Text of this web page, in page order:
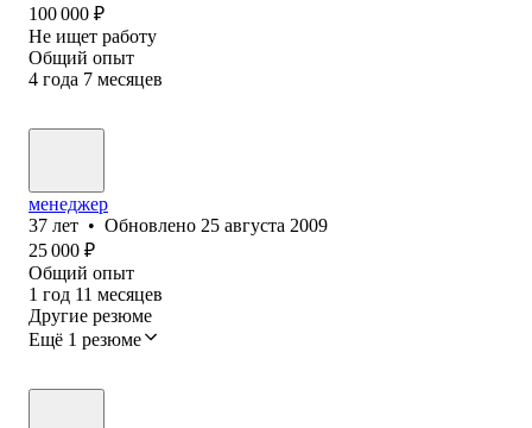
100 000 ₽
Не ищет работу
Общий опыт
4 года 7 месяцев
менеджер
37 лет • Обновлено 25 августа 2009
25 000 ₽
Общий опыт
1 год 11 месяцев
Другие резюме
Ещё 1 резюме